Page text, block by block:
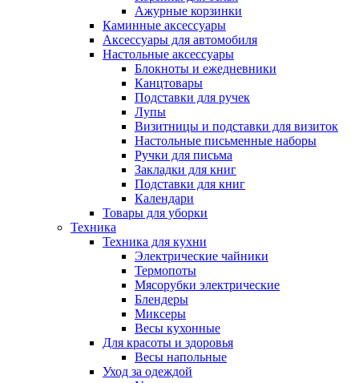
Ажурные корзинки
Каминные аксессуары
Аксессуары для автомобиля
Настольные аксессуары
Блокноты и ежедневники
Канцтовары
Подставки для ручек
Лупы
Визитницы и подставки для визиток
Настольные письменные наборы
Ручки для письма
Закладки для книг
Подставки для книг
Календари
Товары для уборки
Техника
Техника для кухни
Электрические чайники
Термопоты
Мясорубки электрические
Блендеры
Миксеры
Весы кухонные
Для красоты и здоровья
Весы напольные
Уход за одеждой